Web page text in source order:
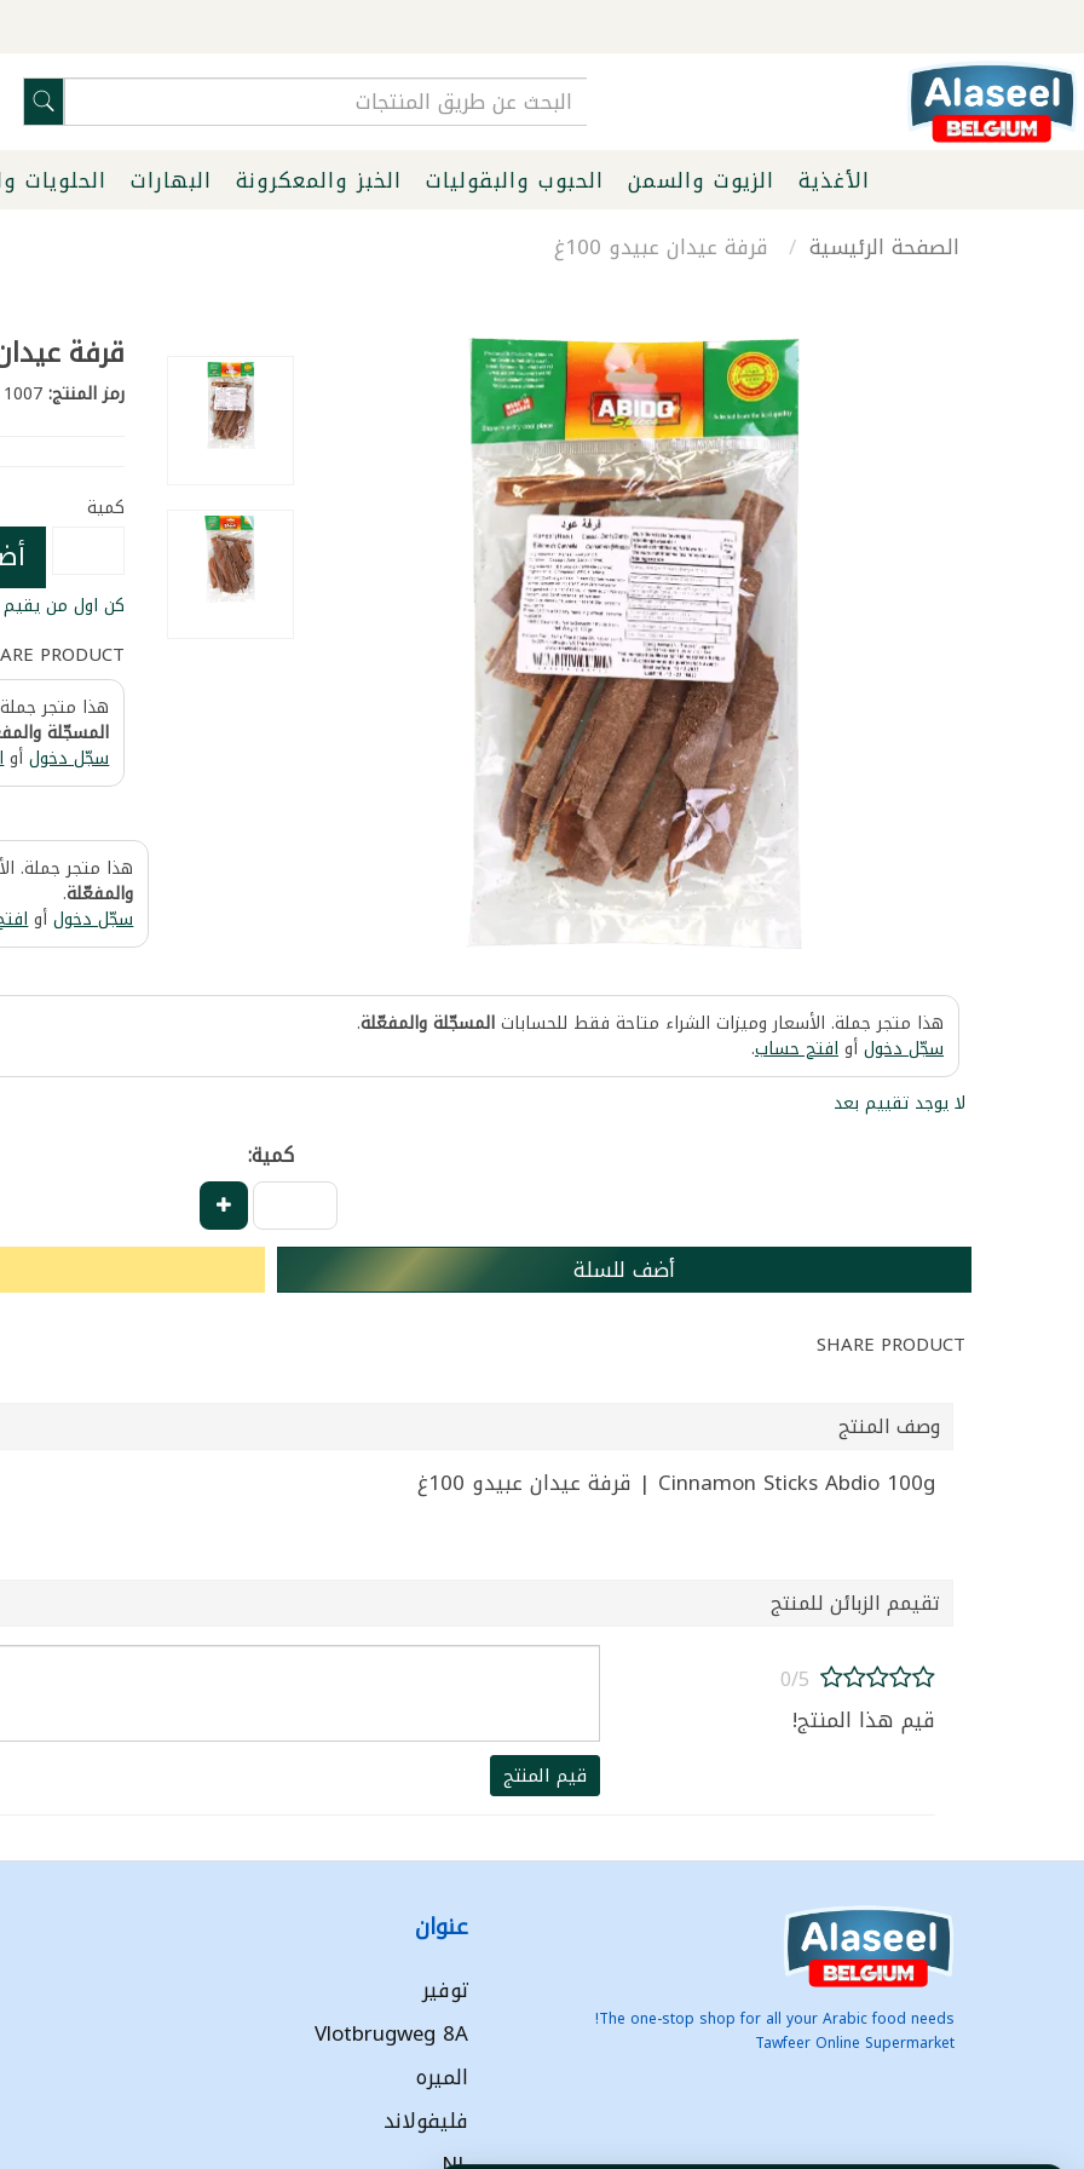
الأغذية الزيوت والسمن الحبوب والبقوليات الخبز والمعكرونة البهارات الحلويات
الصفحة الرئيسية
قرفة عيدان عبيدو 100غ
قرفة عيدان
رمز المنتج:1007
كمية
كن اول من يقيم
PRODUCT
هذا متجر
المسجّلة
سجّل دخولأو
هذا متجر جملة.
والمفعّلة.
سجّل دخولأو
هذا متجر جملة. الأسعار وميزات الشراء متاحة فقط للحساباتالمسجّلة والمفعّلة.
سجّل دخولأوافتح حساب.
لا يوجد تقييم بعد
كمية:
أضف للسلة
SHARE PRODUCT
وصف المنتج
Cinnamon Sticks Abdio 100g | قرفة عيدان عبيدو 100غ
تقيمم الزبائن للمنتج
0/5
قيم هذا المنتج!
قيم المنتج
The one-stop shop for all your Arabic food needs!
Tawfeer Online Supermarket
عنوان
توفير
Vlotbrugweg 8A
الميره
فليفولاند